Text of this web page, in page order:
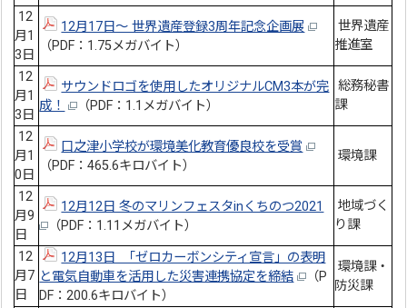
12
月1
3日
12月17日～ 世界遺産登録3周年記念企画展
（PDF：1.75メガバイト）
世界遺産
推進室
12
月1
3日
サウンドロゴを使用したオリジナルCM3本が完
成！
（PDF：1.1メガバイト）
総務秘書
課
12
月1
0日
口之津小学校が環境美化教育優良校を受賞
（PDF：465.6キロバイト）
環境課
12
月9
日
12月12日 冬のマリンフェスタinくちのつ2021
（PDF：1.11メガバイト）
地域づく
り課
12
月7
日
12月13日 「ゼロカーボンシティ宣言」の表明
と電気自動車を活用した災害連携協定を締結
（P
DF：200.6キロバイト）
環境課・
防災課